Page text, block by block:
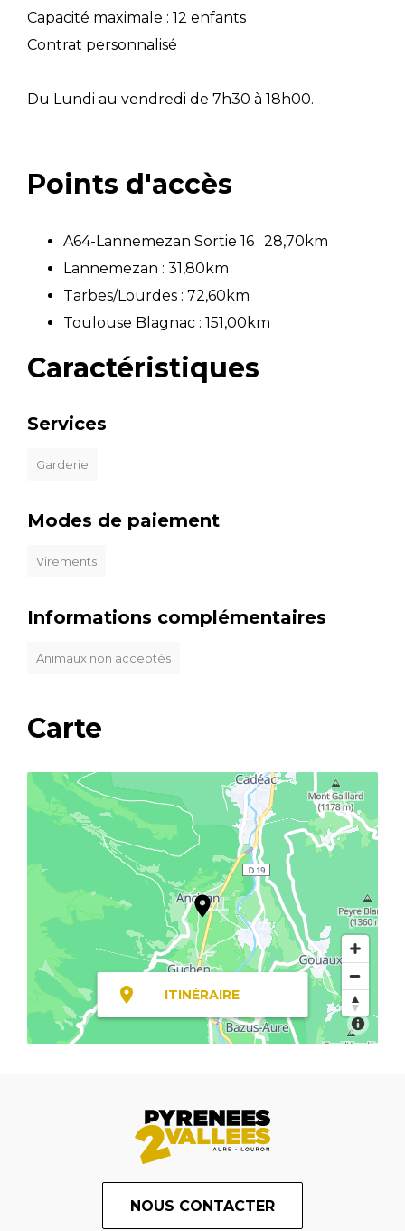
Capacité maximale : 12 enfants
Contrat personnalisé
Du Lundi au vendredi de 7h30 à 18h00.
Points d'accès
A64-Lannemezan Sortie 16 : 28,70km
Lannemezan : 31,80km
Tarbes/Lourdes : 72,60km
Toulouse Blagnac : 151,00km
Caractéristiques
Services
Garderie
Modes de paiement
Virements
Informations complémentaires
Animaux non acceptés
Carte
ITINÉRAIRE
NOUS CONTACTER